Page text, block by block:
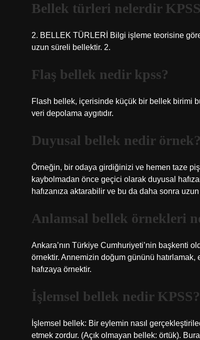
Bellek türleri nelerdir
2. BELLEK TÜRLERİ Bilgi işleme teorisine
uzun süreli bellektir. 2.
Flaş bellek nedir kpss?
Flash bellek, içerisinde küçük bir bellek birimi
veri depolama aygıtıdır.
Duyusal bellek nedir örnek?
Örneğin, bir odaya girdiğinizi ve hemen taze
kaybolmadan önce geçici olarak duyusal
hafızanıza aktarabilir ve bu da daha sonra
Anlamsal bellek örnekleri
Ankara’nın Türkiye Cumhuriyeti’nin başkenti
örnektir. Annemizin doğum gününü hatırlamak,
hafızaya örnektir.
İşlemsel bellek nedir KPSS?
İşlemsel bellek: Bir eylemin nasıl
etmek zordur. (Açık olmayan bellek: örtük).